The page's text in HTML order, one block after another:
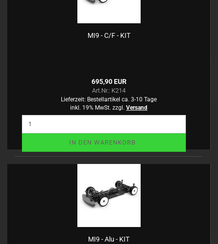
MI9 - C/F - KIT
695,90 EUR
Art.Nr.: K214
Lieferzeit: Bestellartikel ca. 3-10 Tage
inkl. 19% MwSt. zzgl. Versand
IN DEN WARENKORB
MI9 - Alu - KIT